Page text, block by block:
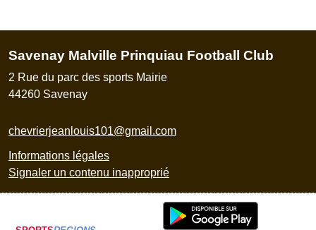
Savenay Malville Prinquiau Football Club
2 Rue du parc des sports Mairie
44260 Savenay
chevrierjeanlouis101@gmail.com
Informations légales
Signaler un contenu inapproprié